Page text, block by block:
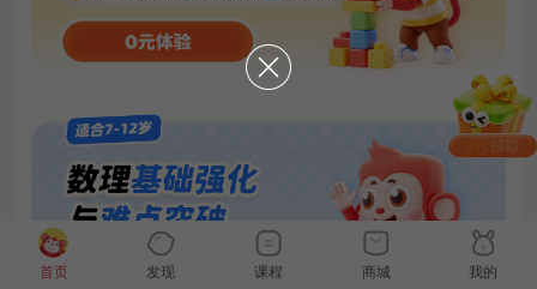
首页 发现 课程 商城 我的